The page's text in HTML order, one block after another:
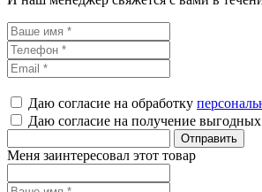
Даю согласие на обработку
Даю согласие на получение
Меня заинтересовал этот товар